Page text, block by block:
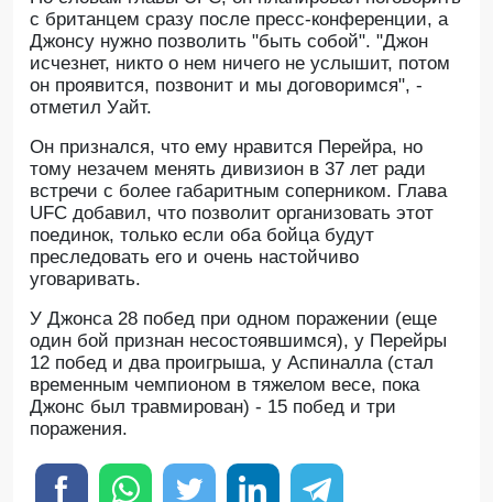
с британцем сразу после пресс-конференции, а
Джонсу нужно позволить "быть собой". "Джон
исчезнет, никто о нем ничего не услышит, потом
он проявится, позвонит и мы договоримся", -
отметил Уайт.
Он признался, что ему нравится Перейра, но
тому незачем менять дивизион в 37 лет ради
встречи с более габаритным соперником. Глава
UFC добавил, что позволит организовать этот
поединок, только если оба бойца будут
преследовать его и очень настойчиво
уговаривать.
У Джонса 28 побед при одном поражении (еще
один бой признан несостоявшимся), у Перейры
12 побед и два проигрыша, у Аспиналла (стал
временным чемпионом в тяжелом весе, пока
Джонс был травмирован) - 15 побед и три
поражения.